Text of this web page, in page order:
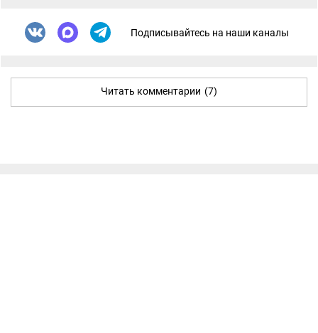
Подписывайтесь на наши каналы
Читать комментарии (7)